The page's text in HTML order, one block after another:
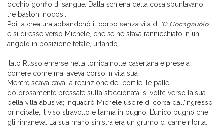
occhio gonfio di sangue. Dalla schiena della cosa spuntavano
tre bastoni nodosi.
Poi la creatura abbandonò il corpo senza vita di ’O Cecagnuòlo
e si diresse verso Michele, che se ne stava rannicchiato in un
angolo in posizione fetale, urlando.
Italo Russo emerse nella torrida notte casertana e prese a
correre come mai aveva corso in vita sua.
Mentre scavalcava la recinzione del cortile, le palle
dolorosamente pressate sulla staccionata, si voltò verso la sua
bella villa abusiva; inquadrò Michele uscire di corsa dall’ingresso
principale, il viso stravolto e l’arma in pugno. L’unico pugno che
gli rimaneva. La sua mano sinistra era un grumo di carne ritorta.